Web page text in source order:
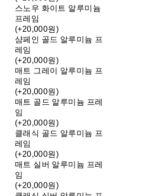
스노우 화이트 알루미늄
프레임
(+20,000원)
샴페인 골드 알루미늄 프
레임
(+20,000원)
매트 그레이 알루미늄 프
레임
(+20,000원)
매트 골드 알루미늄 프레
임
(+20,000원)
클래식 골드 알루미늄 프
레임
(+20,000원)
매트 실버 알루미늄 프레
임
(+20,000원)